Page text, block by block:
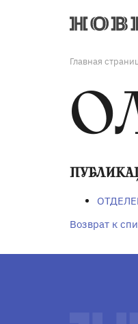
Главная
Возврат к